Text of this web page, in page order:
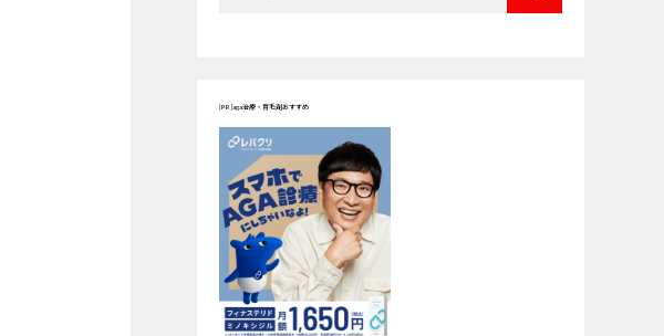
[PR]aga治療・育毛剤おすすめ